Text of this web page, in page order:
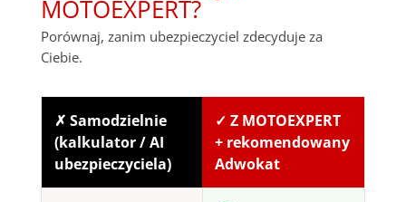
MOTOEXPERT?
Porównaj, zanim ubezpieczyciel zdecyduje za
Ciebie.
✗ Samodzielnie
(kalkulator / AI
ubezpieczyciela)
✓ Z MOTOEXPERT
+ rekomendowany
Adwokat